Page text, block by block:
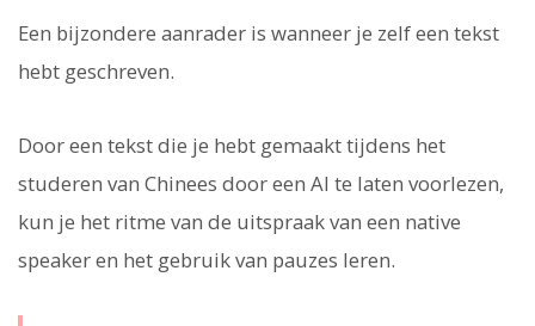
Een bijzondere aanrader is wanneer je zelf een tekst
hebt geschreven.
Door een tekst die je hebt gemaakt tijdens het
studeren van Chinees door een AI te laten voorlezen,
kun je het ritme van de uitspraak van een native
speaker en het gebruik van pauzes leren.